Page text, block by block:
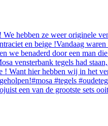
een van de grootste sets